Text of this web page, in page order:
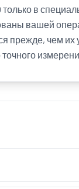
только в
вашей
прежде, чем их